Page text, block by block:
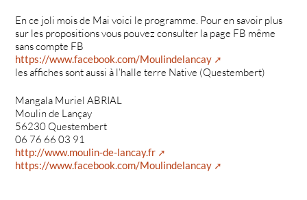
En ce joli mois de Mai voici le programme. Pour en savoir plus
sur les propositions vous pouvez consulter la page FB même
sans compte FB
https://www.facebook.com/Moulindelancay
les affiches sont aussi à l’halle terre Native (Questembert)
Mangala Muriel ABRIAL
Moulin de Lançay
56230 Questembert
06 76 66 03 91
http://www.moulin-de-lancay.fr
https://www.facebook.com/Moulindelancay